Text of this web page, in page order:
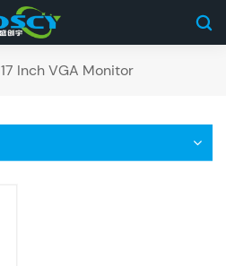
17 Inch VGA Monitor